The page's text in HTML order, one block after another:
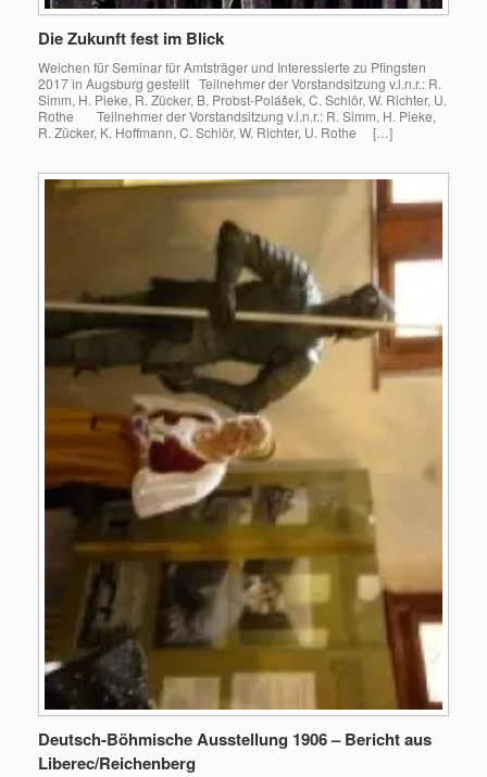
Die Zukunft fest im Blick
Weichen für Seminar für Amtsträger und Interessierte zu Pfingsten
2017 in Augsburg gestellt Teilnehmer der Vorstandsitzung v.l.n.r.: R.
Simm, H. Pieke, R. Zücker, B. Probst-Polášek, C. Schlör, W. Richter, U.
Rothe Teilnehmer der Vorstandsitzung v.l.n.r.: R. Simm, H. Pieke,
R. Zücker, K. Hoffmann, C. Schlör, W. Richter, U. Rothe […]
Deutsch-Böhmische Ausstellung 1906 – Bericht aus
Liberec/Reichenberg